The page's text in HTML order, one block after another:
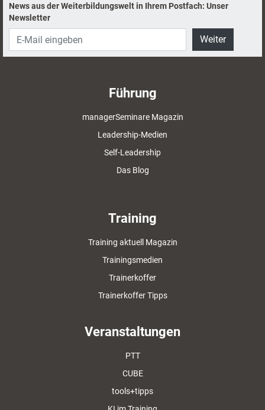
News aus der Weiterbildungswelt in Ihrem Postfach: Unser
Newsletter
Weiter
Führung
managerSeminare Magazin
Leadership-Medien
Self-Leadership
Das Blog
Training
Training aktuell Magazin
Trainingsmedien
Trainerkoffer
Trainerkoffer Tipps
Veranstaltungen
PTT
CUBE
tools+tipps